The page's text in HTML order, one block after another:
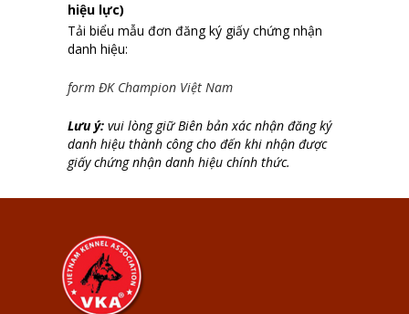
hiệu lực)
Tải biểu mẫu đơn đăng ký giấy chứng nhận
danh hiệu:
form ĐK Champion Việt Nam
Lưu ý: vui lòng giữ Biên bản xác nhận đăng ký
danh hiệu thành công cho đến khi nhận được
giấy chứng nhận danh hiệu chính thức.